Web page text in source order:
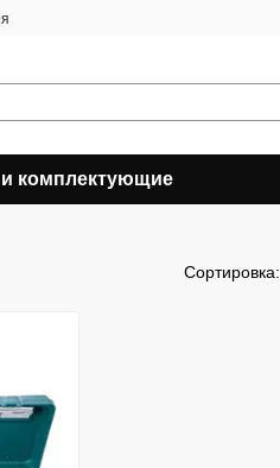
комплектующие
Сортировка: